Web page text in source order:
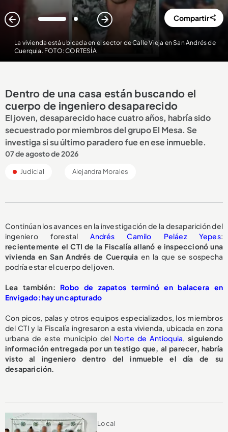
La vivienda está ubicada en el sector de Calle Vieja en San Andrés de
Cuerquia. FOTO: CORTESÍA
1 2 Compartir
Dentro de una casa están buscando el
cuerpo de ingeniero desaparecido
El joven, desaparecido hace cuatro años, habría sido
secuestrado por miembros del grupo El Mesa. Se
investiga si su último paradero fue en ese inmueble.
07 de agosto de 2026
Judicial Alejandra Morales
Continúan los avances en la investigación de la desaparición del
ingeniero forestalAndrés Camilo Peláez Yepes:
recientemente el CTI de la Fiscalía allanó e inspeccionó una
vivienda en San Andrés de Cuerquia en la que se sospecha
podría estar el cuerpo del joven.
Lea también: Robo de zapatos terminó en balacera en
Envigado: hay un capturado
Con picos, palas y otros equipos especializados, los miembros
del CTI y la Fiscalía ingresaron a esta vivienda, ubicada en zona
urbana de este municipio del Norte de Antioquia, siguiendo
información entregada por un testigo que, al parecer, habría
visto al ingeniero dentro del inmueble el día de su
desaparición.
Local